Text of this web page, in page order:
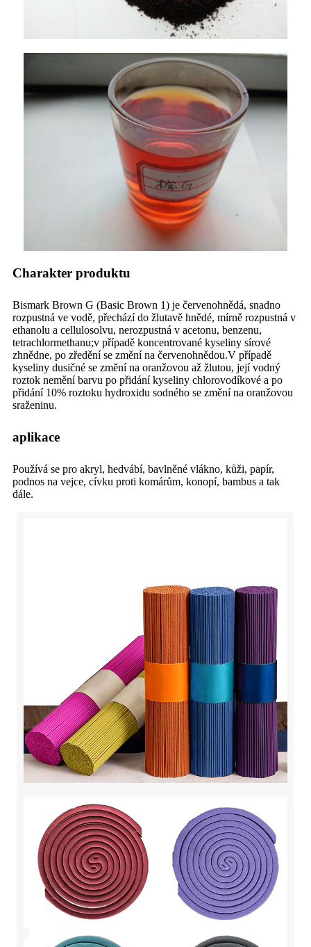
Charakter produktu
Bismark Brown G (Basic Brown 1) je červenohnědá, snadno
rozpustná ve vodě, přechází do žlutavě hnědé, mírně rozpustná v
ethanolu a cellulosolvu, nerozpustná v acetonu, benzenu,
tetrachlormethanu;v případě koncentrované kyseliny sírové
zhnědne, po zředění se změní na červenohnědou.V případě
kyseliny dusičné se změní na oranžovou až žlutou, její vodný
roztok nemění barvu po přidání kyseliny chlorovodíkové a po
přidání 10% roztoku hydroxidu sodného se změní na oranžovou
sraženinu.
aplikace
Používá se pro akryl, hedvábí, bavlněné vlákno, kůži, papír,
podnos na vejce, cívku proti komárům, konopí, bambus a tak
dále.